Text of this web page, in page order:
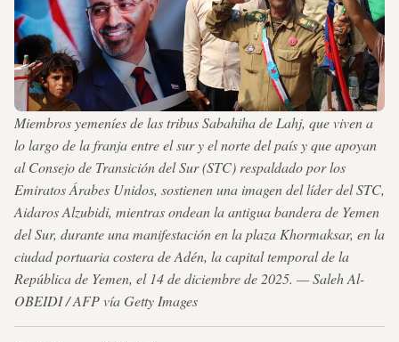
Miembros yemeníes de las tribus Sabahiha de Lahj, que viven a
lo largo de la franja entre el sur y el norte del país y que apoyan
al Consejo de Transición del Sur (STC) respaldado por los
Emiratos Árabes Unidos, sostienen una imagen del líder del STC,
Aidaros Alzubidi, mientras ondean la antigua bandera de Yemen
del Sur, durante una manifestación en la plaza Khormaksar, en la
ciudad portuaria costera de Adén, la capital temporal de la
República de Yemen, el 14 de diciembre de 2025. — Saleh Al-
OBEIDI / AFP vía Getty Images